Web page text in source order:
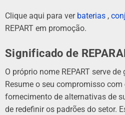
Clique aqui para ver baterias ,
REPART em promoção.
Significado de
O próprio nome REPART serve
Resume o seu compromisso
fornecimento de alternativas de
de redefinir os padrões do setor.